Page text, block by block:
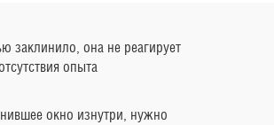
заклинило, она не реагирует
опыта
окно изнутри, нужно